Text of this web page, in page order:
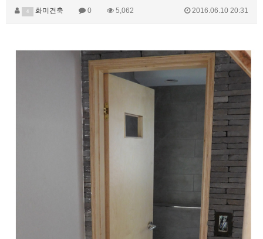
4 화미건축 0 5,062 2016.06.10 20:31